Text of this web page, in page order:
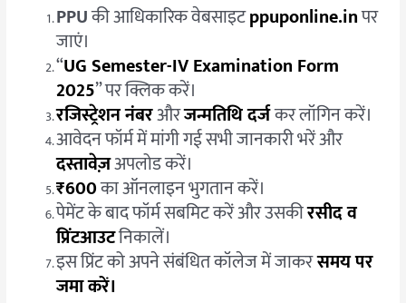
PPUकी आधिकारिक वेबसाइटppuponline.inपर
जाएं।
“UG Semester-IV Examination Form
2025” पर क्लिक करें।
रजिस्ट्रेशन नंबरऔरजन्मतिथि दर्जकर लॉगिन करें।
आवेदन फॉर्म में मांगी गई सभी जानकारी भरें और
दस्तावेज़अपलोड करें।
₹600का ऑनलाइन भुगतान करें।
पेमेंट के बाद फॉर्म सबमिट करें और उसकीरसीद व
प्रिंटआउटनिकालें।
इस प्रिंट को अपने संबंधित कॉलेज में जाकरसमय पर
जमा करें।